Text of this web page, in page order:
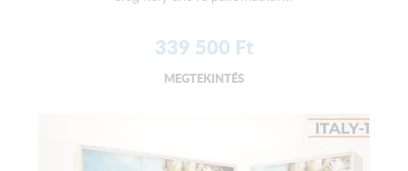
339 500 Ft
MEGTEKINTÉS